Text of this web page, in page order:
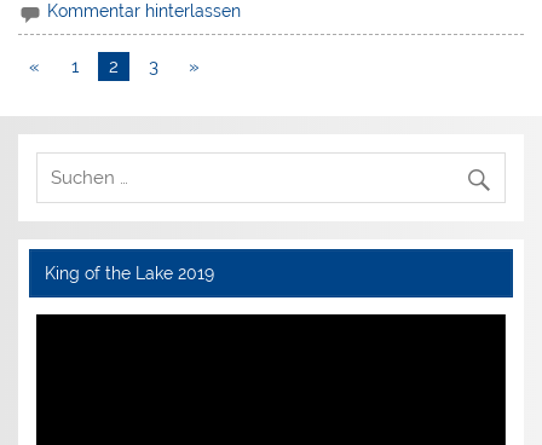
Kommentar hinterlassen
« 1 2 3 »
King of the Lake 2019
Video-